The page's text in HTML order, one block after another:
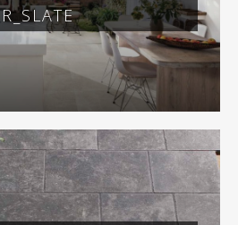
R_SLATE